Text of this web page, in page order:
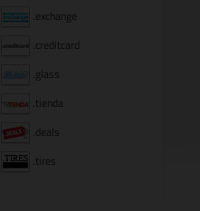
.exchange
.creditcard
.glass
.tienda
.deals
.tires